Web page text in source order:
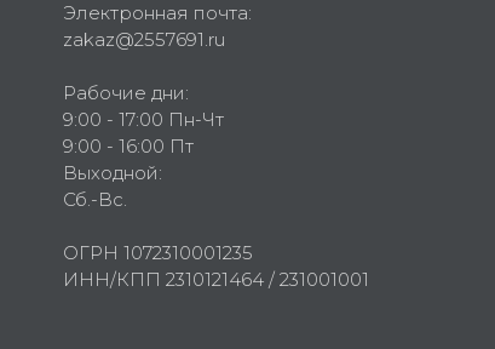
Электронная почта:
zakaz@2557691.ru
Рабочие дни:
9:00 - 17:00 Пн-Чт
9:00 - 16:00 Пт
Выходной:
Сб.-Вс.
ОГРН 1072310001235
ИНН/КПП 2310121464 / 231001001